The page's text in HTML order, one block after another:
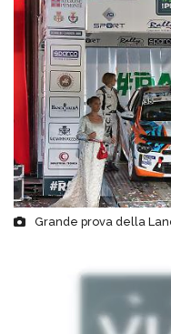
Grande prova della